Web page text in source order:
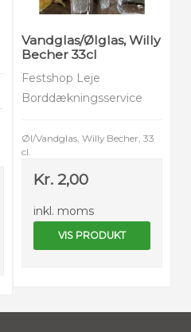
Vandglas/Ølglas, Willy
Becher 33cl
Festshop Leje
Borddækningsservice
Øl/Vandglas, Willy Becher, 33
cl.
Kr. 2,00
inkl. moms
VIS PRODUKT